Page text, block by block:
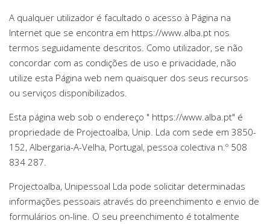
A qualquer utilizador é facultado o acesso à Página na
Internet que se encontra em https://www.alba.pt nos
termos seguidamente descritos. Como utilizador, se não
concordar com as condições de uso e privacidade, não
utilize esta Página web nem quaisquer dos seus recursos
ou serviços disponibilizados.
Esta página web sob o endereço " https://www.alba.pt" é
propriedade de Projectoalba, Unip. Lda com sede em 3850-
152, Albergaria-A-Velha, Portugal, pessoa colectiva n.º 508
834 287.
Projectoalba, Unipessoal Lda pode solicitar determinadas
informações pessoais através do preenchimento e envio de
formulários on-line. O seu preenchimento é totalmente